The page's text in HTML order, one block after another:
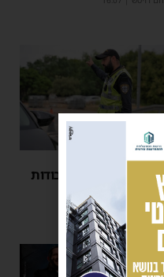
לנהגים
נהגים יושפעו: עבודות
סמוך לאשדוד
דויטש